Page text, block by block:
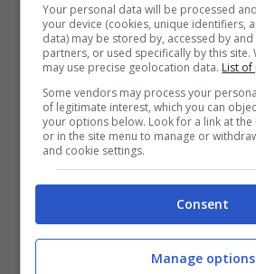
Investito e ucciso da un
ipotesi gesto estremo
Sotto choc la comunità di
comune nella provincia di
è stato trovato senza vita
giovedì 30 marzo
. La vittima è
italiano senza fissa dimora
appartamento messo a
Comune e alla parrocchia del
Your personal data will be processed
your device (cookies, unique identifiers,
data) may be stored by, accessed by
partners, or used specifically by this
may use precise geolocation data. List of
Some vendors may process your
of legitimate interest, which you can
your options below. Look for a link at
or in the site menu to manage or
and cookie settings.
Consent
Manage options